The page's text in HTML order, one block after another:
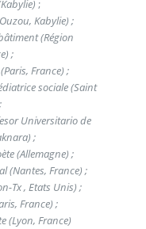
;
Kabylie) ;
(Région
;
France) ;
sociale (Saint
Universitario de
;
(Allemagne) ;
(Nantes, France) ;
Tx , Etats Unis) ;
France) ;
(Lyon, France)